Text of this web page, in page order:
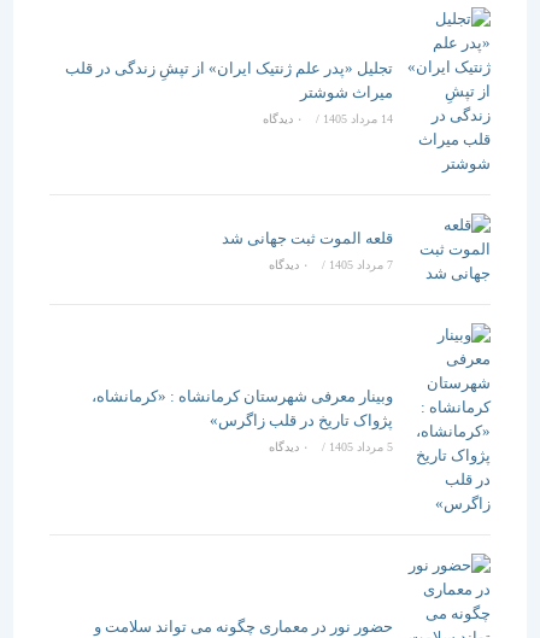
تجلیل «پدر علم ژنتیک ایران» از تپشِ زندگی در قلب
میراث شوشتر
14 مرداد 1405 / ۰ دیدگاه
قلعه الموت ثبت جهانی شد
/ ۰ دیدگاه
وبینار معرفی شهرستان کرمانشاه : «کرمانشاه،
پژواک تاریخ در قلب زاگرس»
5 مرداد 1405 / ۰ دیدگاه
حضور نور در معماری چگونه می تواند سلامت و